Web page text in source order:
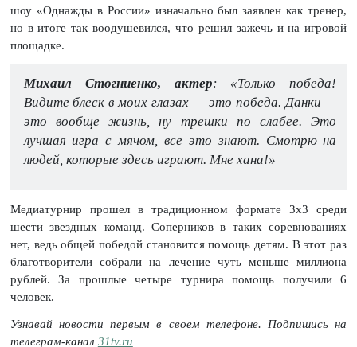
шоу «Однажды в России» изначально был заявлен как тренер,
но в итоге так воодушевился, что решил зажечь и на игровой
площадке.
Михаил Стогниенко, актер: «Только победа!
Видите блеск в моих глазах — это победа. Данки —
это вообще жизнь, ну трешки по слабее. Это
лучшая игра с мячом, все это знают. Смотрю на
людей, которые здесь играют. Мне хана!»
Медиатурнир прошел в традиционном формате 3х3 среди
шести звездных команд. Соперников в таких соревнованиях
нет, ведь общей победой становится помощь детям. В этот раз
благотворители собрали на лечение чуть меньше миллиона
рублей. За прошлые четыре турнира помощь получили 6
человек.
Узнавай новости первым в своем телефоне. Подпишись на
телеграм-канал 31tv.ru